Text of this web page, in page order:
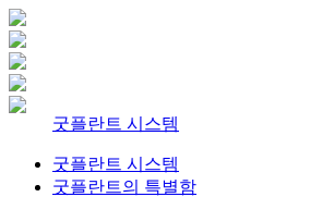
굿플란트 시스템
굿플란트 시스템
굿플란트의 특별함